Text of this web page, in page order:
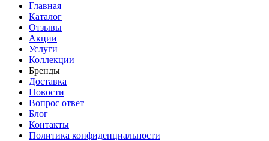
Главная
Каталог
Отзывы
Акции
Услуги
Коллекции
Бренды
Доставка
Новости
Вопрос ответ
Блог
Контакты
Политика конфиденциальности